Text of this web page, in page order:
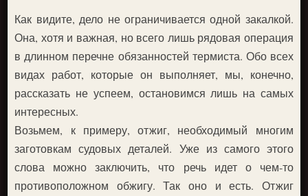
Как видите, дело не ограничивается одной закалкой.
Она, хотя и важная, но всего лишь рядовая операция
в длинном перечне обязанностей термиста. Обо всех
видах работ, которые он выполняет, мы, конечно,
рассказать не успеем, остановимся лишь на самых
интересных.
Возьмем, к примеру, отжиг, необходимый многим
заготовкам судовых деталей. Уже из самого этого
слова можно заключить, что речь идет о чем-то
противоположном обжигу. Так оно и есть. Отжиг